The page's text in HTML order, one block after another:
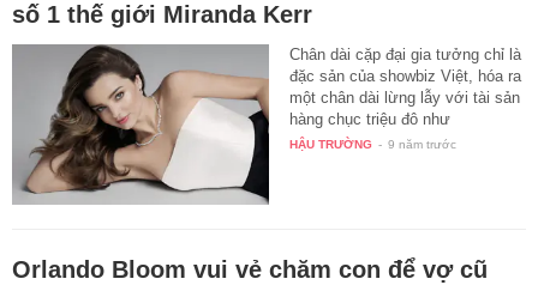
số 1 thế giới Miranda Kerr
Chân dài cặp đại gia tưởng chỉ là
đặc sản của showbiz Việt, hóa ra
một chân dài lừng lẫy với tài sản
hàng chục triệu đô như
Miranda…
HẬU TRƯỜNG - 9 năm trước
Orlando Bloom vui vẻ chăm con để vợ cũ